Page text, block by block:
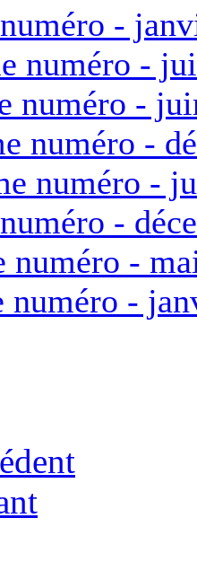
-
numéro -
numéro -
numéro -
numéro -
-
numéro -
numéro -